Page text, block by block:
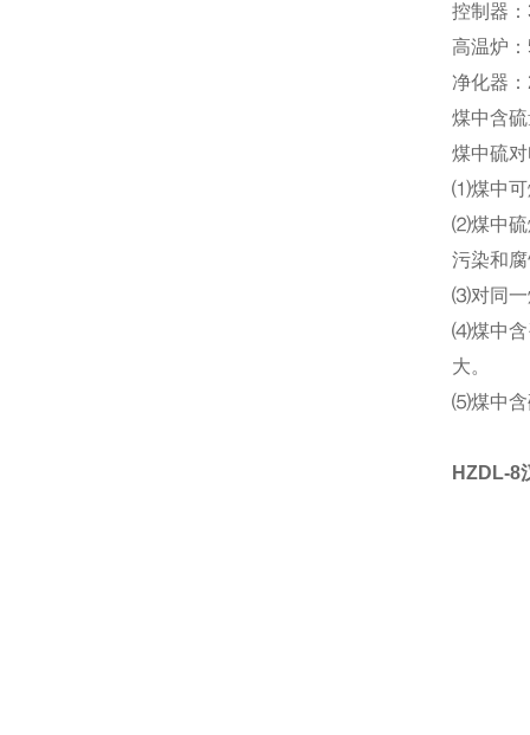
控制器
高温炉
净化器
煤中含
煤中硫
⑴煤中可
⑵煤中硫
污染和
⑶对同一
⑷煤中含
大。
⑸煤中含
HZDL-8